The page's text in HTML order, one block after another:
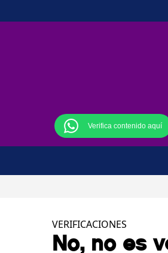
Verifica contenido aquí
VERIFICACIONES
No, no es